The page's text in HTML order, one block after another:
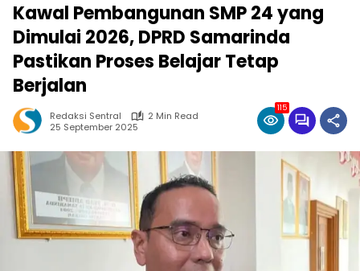
Kawal Pembangunan SMP 24 yang
Dimulai 2026, DPRD Samarinda
Pastikan Proses Belajar Tetap
Berjalan
Redaksi Sentral
2 Min Read
25 September 2025
115